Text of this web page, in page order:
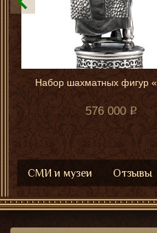
Набор шахматных фигур
576 000
СМИ и музеи Отзывы